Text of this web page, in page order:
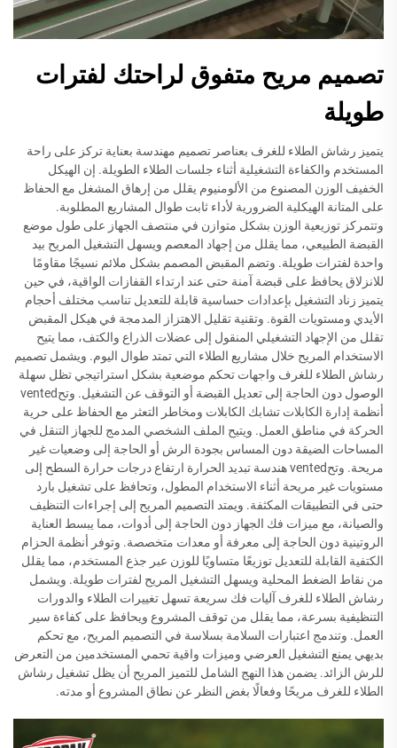
تصميم مريح متفوق لراحتك لفترات
طويلة
يتميز رشاش الطلاء للغرف بعناصر تصميم مهندسة بعناية تركز على راحة
المستخدم والكفاءة التشغيلية أثناء جلسات الطلاء الطويلة. إن الهيكل
الخفيف الوزن المصنوع من الألومنيوم يقلل من إرهاق المشغل مع الحفاظ
على المتانة الهيكلية الضرورية لأداء ثابت طوال المشاريع المطلوبة.
وتتمركز توزيعية الوزن بشكل متوازن في منتصف الجهاز على طول موضع
القبضة الطبيعي، مما يقلل من إجهاد المعصم ويسهل التشغيل المريح بيد
واحدة لفترات طويلة. وتضم المقبض المصمم بشكل ملائم نسيجًا مقاومًا
للانزلاق يحافظ على قبضة آمنة حتى عند ارتداء القفازات الواقية، في حين
يتميز زناد التشغيل بإعدادات حساسية قابلة للتعديل تناسب مختلف أحجام
الأيدي ومستويات القوة. وتقنية تقليل الاهتزاز المدمجة في هيكل المقبض
تقلل من الإجهاد التشغيلي المنقول إلى عضلات الذراع والكتف، مما يتيح
الاستخدام المريح خلال مشاريع الطلاء التي تمتد طوال اليوم. ويشمل تصميم
رشاش الطلاء للغرف واجهات تحكم موضعية بشكل استراتيجي تظل سهلة
الوصول دون الحاجة إلى تعديل القبضة أو التوقف عن التشغيل. وتحvented
أنظمة إدارة الكابلات تشابك الكابلات ومخاطر التعثر مع الحفاظ على حرية
الحركة في مناطق العمل. ويتيح الملف الشخصي المدمج للجهاز التنقل في
المساحات الضيقة دون المساس بجودة الرش أو الحاجة إلى وضعيات غير
مريحة. وتحvented هندسة تبديد الحرارة ارتفاع درجات حرارة السطح إلى
مستويات غير مريحة أثناء الاستخدام المطول، وتحافظ على تشغيل بارد
حتى في التطبيقات المكثفة. ويمتد التصميم المريح إلى إجراءات التنظيف
والصيانة، مع ميزات فك الجهاز دون الحاجة إلى أدوات، مما يبسط العناية
الروتينية دون الحاجة إلى معرفة أو معدات متخصصة. وتوفر أنظمة الحزام
الكتفية القابلة للتعديل توزيعًا متساويًا للوزن عبر جذع المستخدم، مما يقلل
من نقاط الضغط المحلية ويسهل التشغيل المريح لفترات طويلة. ويشمل
رشاش الطلاء للغرف آليات فك سريعة تسهل تغييرات الطلاء والدورات
التنظيفية بسرعة، مما يقلل من توقف المشروع ويحافظ على كفاءة سير
العمل. وتندمج اعتبارات السلامة بسلاسة في التصميم المريح، مع تحكم
بديهي يمنع التشغيل العرضي وميزات واقية تحمي المستخدمين من التعرض
للرش الزائد. يضمن هذا النهج الشامل للتميز المريح أن يظل تشغيل رشاش
الطلاء للغرف مريحًا وفعالًا بغض النظر عن نطاق المشروع أو مدته.